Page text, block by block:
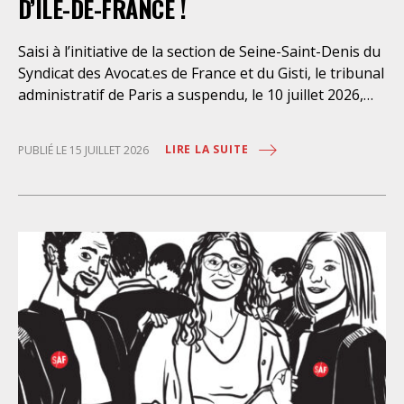
D’ILE-DE-FRANCE !
Saisi à l’initiative de la section de Seine-Saint-Denis du
Syndicat des Avocat.es de France et du Gisti, le tribunal
administratif de Paris a suspendu, le 10 juillet 2026,
juridique des étrangers maintenus dans les locaux de
droits fondamentaux des personnes retenues et
contreviennent de manière flagrante aux règles
déontologiques régissant la profession d’avocat. Ainsi,
l’assistance dont bénéficient les personnes retenues,
limitée à trois heures de permanence téléphonique
quotidienne sauf le dimanche (la présence de l’avocat
dans les locaux n’étant prévue qu’à titre exceptionnel),
vise uniquement à « expliciter la procédure dont fait
PUBLIÉ LE 15 JUILLET 2026 LIRE LA SUITE